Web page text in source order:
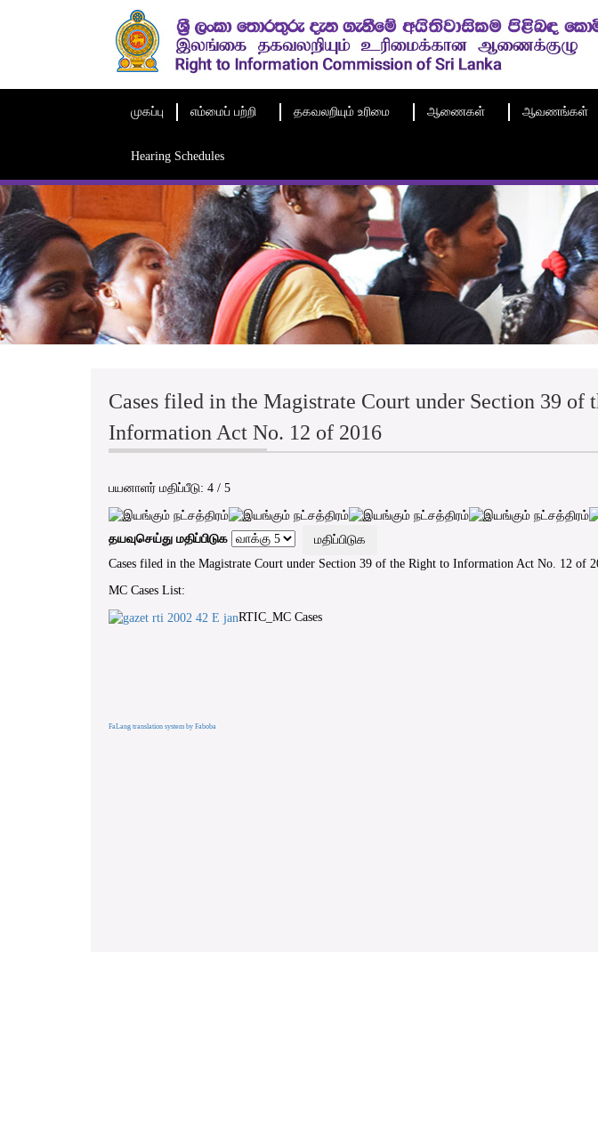
முகப்பு எம்மைப் பற்றி தகவலறியும் உரிமை ஆணைகள் ஆவணங்கள்
Hearing Schedules
Cases filed in the Magistrate Court under Section 39 of
Information Act No. 12 of 2016
பயனாளர் மதிப்பீடு: 4 / 5
தயவுசெய்து மதிப்பிடுக
Cases filed in the Magistrate Court under Section 39 of the Right to Information Act No. 12 of
MC Cases List:
RTIC_MC Cases
FaLang translation system by Faboba